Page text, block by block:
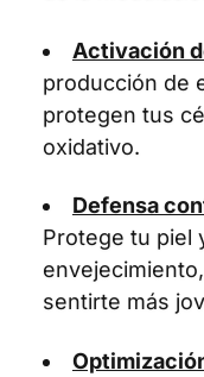
Activación
producción de
protegen tus
oxidativo.
Defensa
Protege tu piel
sentirte más